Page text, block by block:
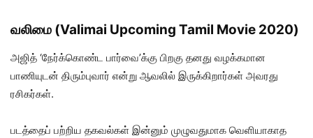
வலிமை (Valimai Upcoming Tamil Movie 2020)
அஜித் ‘நேர்க்கொண்ட பார்வை’க்கு பிறகு தனது வழக்கமான
பாணியுடன் திரும்புவார் என்று ஆவலில் இருக்கிறார்கள் அவரது
ரசிகர்கள்.
படத்தைப் பற்றிய தகவல்கள் இன்னும் முழுவதுமாக வெளியாகாத